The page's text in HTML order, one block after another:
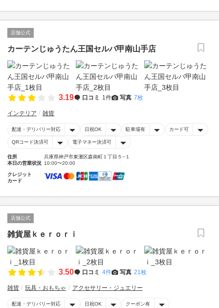
店舗公式
カーテンじゅうたん王国セルバ甲南山手店
3.19 口コミ 1件 写真 7枚
インテリア 雑貨
配達・デリバリー対応 日祝OK 駐車場有 カード可
QRコード決済可 電子マネー決済可
住所
兵庫県神戸市東灘区森南町１丁目５−１
本日の営業状況 10:00〜20:00
クレジット
カード
店舗公式
雑貨屋ｋｅｒｏｒｉ
3.50 口コミ 4件 写真 21枚
雑貨 玩具・おもちゃ アクセサリー・ジュエリー
配達・デリバリー対応 日祝OK クーポン有